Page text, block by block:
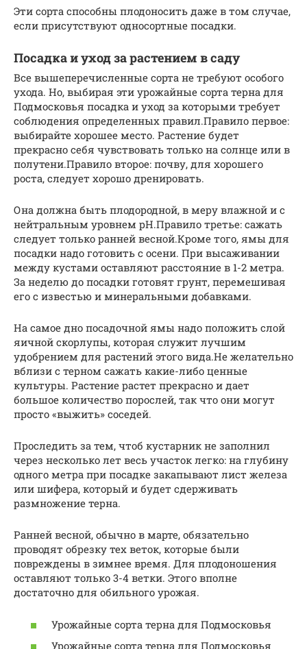
Эти сорта способны плодоносить даже в том случае,
если присутствуют односортные посадки.
Посадка и уход за растением в саду
Все вышеперечисленные сорта не требуют особого
ухода. Но, выбирая эти урожайные сорта терна для
Подмосковья посадка и уход за которыми требует
соблюдения определенных правил.Правило первое:
выбирайте хорошее место. Растение будет
прекрасно себя чувствовать только на солнце или в
полутени.Правило второе: почву, для хорошего
роста, следует хорошо дренировать.
Она должна быть плодородной, в меру влажной и с
нейтральным уровнем pH.Правило третье: сажать
следует только ранней весной.Кроме того, ямы для
посадки надо готовить с осени. При высаживании
между кустами оставляют расстояние в 1-2 метра.
За неделю до посадки готовят грунт, перемешивая
его с известью и минеральными добавками.
На самое дно посадочной ямы надо положить слой
яичной скорлупы, которая служит лучшим
удобрением для растений этого вида.Не желательно
вблизи с терном сажать какие-либо ценные
культуры. Растение растет прекрасно и дает
большое количество порослей, так что они могут
просто «выжить» соседей.
Проследить за тем, чтоб кустарник не заполнил
через несколько лет весь участок легко: на глубину
одного метра при посадке закапывают лист железа
или шифера, который и будет сдерживать
размножение терна.
Ранней весной, обычно в марте, обязательно
проводят обрезку тех веток, которые были
повреждены в зимнее время. Для плодоношения
оставляют только 3-4 ветки. Этого вполне
достаточно для обильного урожая.
Урожайные сорта терна для Подмосковья
Урожайные сорта терна для Подмосковья